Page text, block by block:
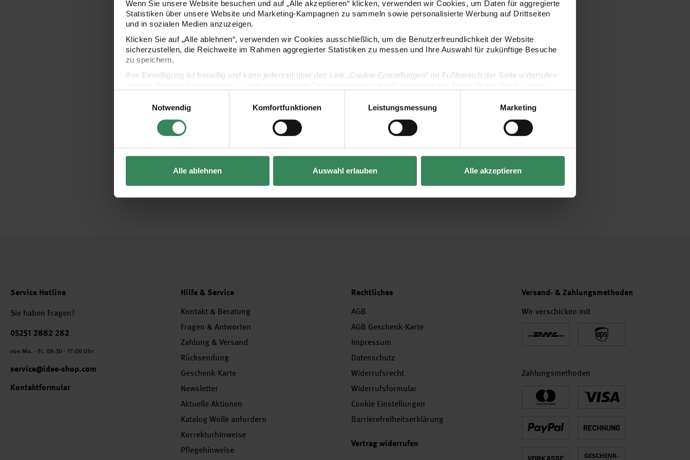
Wenn Sie unsere Website besuchen und auf „Alle akzeptieren“ klicken, verwenden wir Cookies, um Daten für aggregierte
Statistiken über unsere Website und Marketing-Kampagnen zu sammeln sowie personalisierte Werbung auf Drittseiten
und in sozialen Medien anzuzeigen.
Klicken Sie auf „Alle ablehnen“, verwenden wir Cookies ausschließlich, um die Benutzerfreundlichkeit der Website
sicherzustellen, die Reichweite im Rahmen aggregierter Statistiken zu messen und Ihre Auswahl für zukünftige Besuche
zu speichern.
Ihre Einwilligung ist freiwillig und kann jederzeit über den Link „Cookie-Einstellungen“ im Fußbereich der Seite widerrufen
Impressum
Datenschutz Vertrag widerrufen
Notwendig
Komfortfunktionen Leistungsmessung Marketing
Alle ablehnen Auswahl erlauben Alle akzeptieren
Musselin-Druckstoff Bunny Hop Raster weiß 50x140cm
Hersteller:
Rico Design
Musselin-Druckstoff Bunny Hop
Raster weiß 50x140cm
Inhalt:
Service Hotline
Sie haben Fragen?
Telefonnummer
05251 2882 282
von Mo. - Fr. 08:30 - 17:00 Uhr
service@idee-shop.com
Kontaktformular
Hilfe & Service
Kontakt & Beratung
Fragen & Antworten
Zahlung & Versand
Rücksendung
Geschenk-Karte
Newsletter
Aktuelle Aktionen
Katalog Wolle anfordern
Korrekturhinweise
Pflegehinweise
Rechtliches
AGB
AGB Geschenk-Karte
Impressum
Datenschutz
Widerrufsrecht
Widerrufsformular
Cookie Einstellungen
Barrierefreiheitserklärung
Vertrag widerrufen
Versand- & Zahlungsmethoden
Wir verschicken mit
Zahlungsmethoden